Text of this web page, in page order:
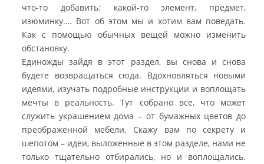
что-то добавить: какой-то элемент, предмет,
изюминку…. Вот об этом мы и хотим вам поведать.
Как с помощью обычных вещей можно изменить
обстановку.
Единожды зайдя в этот раздел, вы снова и снова
будете возвращаться сюда. Вдохновляться новыми
идеями, изучать подробные инструкции и воплощать
мечты в реальность. Тут собрано все, что может
служить украшением дома – от бумажных цветов до
преображенной мебели. Скажу вам по секрету и
шепотом – идеи, выложенные в этом разделе, нами не
только тщательно отбирались, но и воплощались.